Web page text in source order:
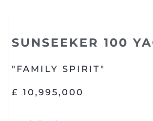
SUNSEEKER 100
"FAMILY SPIRIT"
£ 10,995,000